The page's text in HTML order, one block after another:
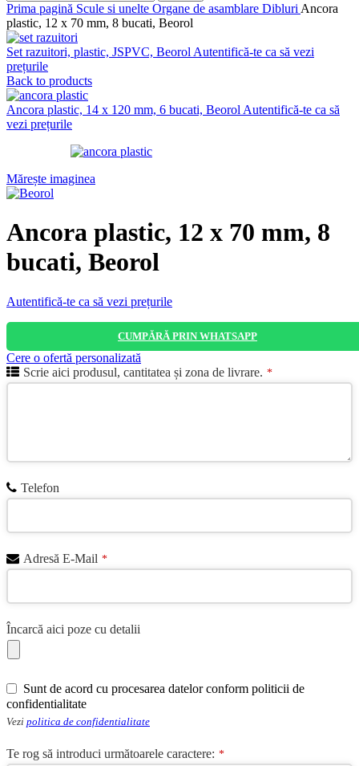
Prima pagină Scule si unelte Organe de asamblare Dibluri Ancora
plastic, 12 x 70 mm, 8 bucati, Beorol
Set razuitori, plastic, JSPVC, Beorol Autentifică-te ca să vezi
prețurile
Back to products
Ancora plastic, 14 x 120 mm, 6 bucati, Beorol Autentifică-te ca să
vezi prețurile
Mărește imaginea
Ancora plastic, 12 x 70 mm, 8
bucati, Beorol
Autentifică-te ca să vezi prețurile
CUMPĂRĂ PRIN WHATSAPP
Cere o ofertă personalizată
Scrie aici produsul, cantitatea și zona de livrare. *
Telefon
Adresă E-Mail *
Încarcă aici poze cu detalii
Email
Address *
Sunt de acord cu procesarea datelor conform politicii de
confidentialitate
Vezi politica de confidentialitate
Te rog să introduci următoarele caractere: *